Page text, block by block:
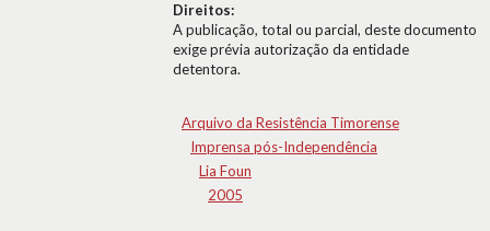
Direitos:
A publicação, total ou parcial, deste documento
exige prévia autorização da entidade
detentora.
Arquivo da Resistência Timorense
Imprensa pós-Independência
Lia Foun
2005